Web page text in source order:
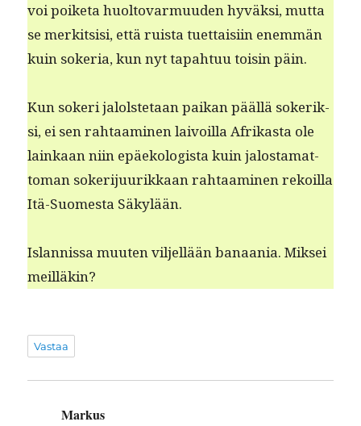
voi poike­ta huolto­var­muu­den hyväk­si, mut­ta
se merk­it­sisi, että ruista tuet­taisi­in enem­män
kuin sok­e­ria, kun nyt tapah­tuu toisin päin.
Kun sok­eri jalol­ste­taan paikan pääl­lä sok­erik­
si, ei sen rah­taami­nen laivoil­la Afrikas­ta ole
lainkaan niin epäekol­o­gista kuin jalosta­mat­
toman sok­er­i­ju­urikkaan rah­taami­nen rekoil­la
Itä-Suomes­ta Säkylään.
Islannis­sa muuten vil­jel­lään banaa­nia. Mik­sei
meilläkin?
Vastaa
Markus